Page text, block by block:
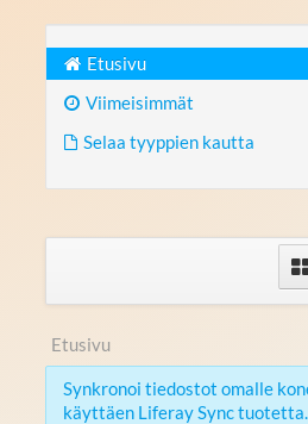
Etusivu
Viimeisimmät
Selaa tyyppien kautta
Etusivu
Synkronoi tiedostot omalle
käyttäen Liferay Sync tuotetta.